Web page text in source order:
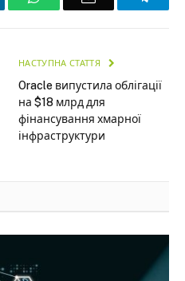
НАСТУПНА СТАТТЯ
Oracle випустила облігації
на $18 млрд для
фінансування хмарної
інфраструктури